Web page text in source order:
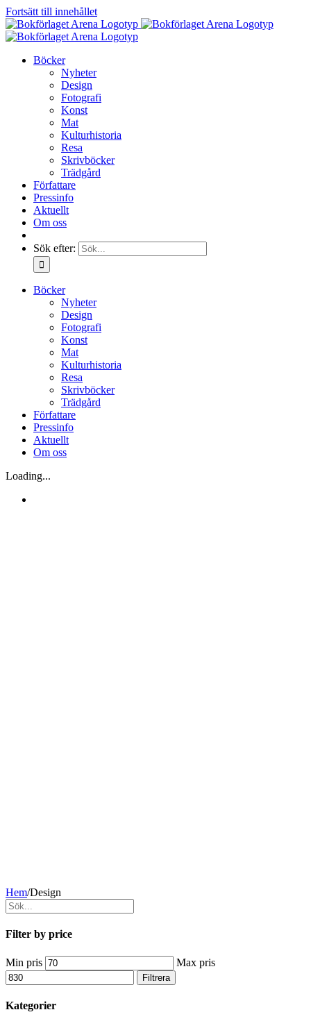
Fortsätt till innehållet
Böcker
Nyheter
Design
Fotografi
Konst
Mat
Kulturhistoria
Resa
Skrivböcker
Trädgård
Författare
Pressinfo
Aktuellt
Om oss
Sök efter:
Böcker
Nyheter
Design
Fotografi
Konst
Mat
Kulturhistoria
Resa
Skrivböcker
Trädgård
Författare
Pressinfo
Aktuellt
Om oss
Loading...
Hem/Design
Filter by price
Min pris Max pris
Filtrera
Kategorier